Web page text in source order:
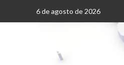
6 de agosto de 2026